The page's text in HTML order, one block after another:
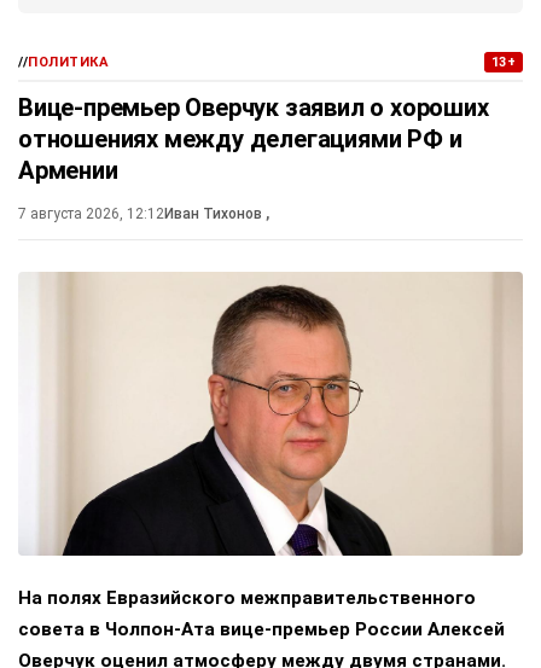
//ПОЛИТИКА 13+
Вице-премьер Оверчук заявил о хороших
отношениях между делегациями РФ и
Армении
7 августа 2026, 12:12Иван Тихонов ,
На полях Евразийского межправительственного
совета в Чолпон-Ата вице-премьер России Алексей
Оверчук оценил атмосферу между двумя странами.